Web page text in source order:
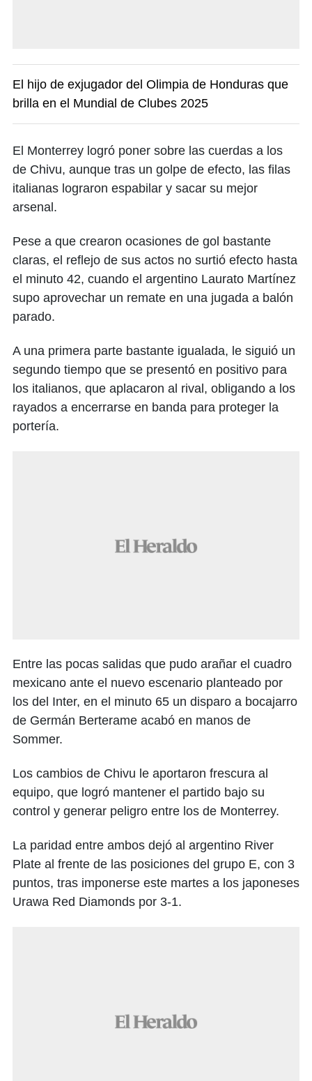
El hijo de exjugador del Olimpia de Honduras que
brilla en el Mundial de Clubes 2025
El Monterrey logró poner sobre las cuerdas a los
de Chivu, aunque tras un golpe de efecto, las filas
italianas lograron espabilar y sacar su mejor
arsenal.
Pese a que crearon ocasiones de gol bastante
claras, el reflejo de sus actos no surtió efecto hasta
el minuto 42, cuando el argentino Laurato Martínez
supo aprovechar un remate en una jugada a balón
parado.
A una primera parte bastante igualada, le siguió un
segundo tiempo que se presentó en positivo para
los italianos, que aplacaron al rival, obligando a los
rayados a encerrarse en banda para proteger la
portería.
Entre las pocas salidas que pudo arañar el cuadro
mexicano ante el nuevo escenario planteado por
los del Inter, en el minuto 65 un disparo a bocajarro
de Germán Berterame acabó en manos de
Sommer.
Los cambios de Chivu le aportaron frescura al
equipo, que logró mantener el partido bajo su
control y generar peligro entre los de Monterrey.
La paridad entre ambos dejó al argentino River
Plate al frente de las posiciones del grupo E, con 3
puntos, tras imponerse este martes a los japoneses
Urawa Red Diamonds por 3-1.